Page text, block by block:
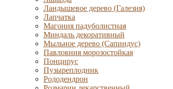
Ландышевое дерево (Галезия)
Лапчатка
Магония падуболистная
Миндаль декоративный
Мыльное дерево (Сапиндус)
Павловния морозостойкая
Понцирус
Пузыреплодник
Рододендрон